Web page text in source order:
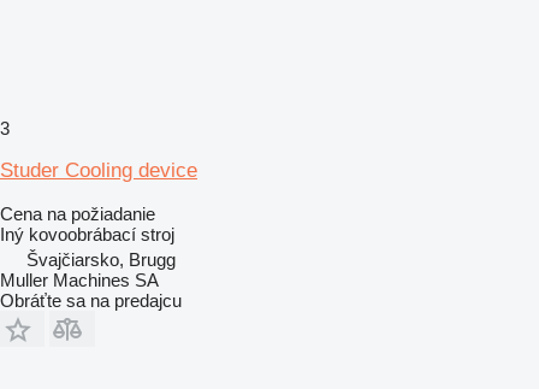
3
Studer Cooling device
Cena na požiadanie
Iný kovoobrábací stroj
Švajčiarsko, Brugg
Muller Machines SA
Obráťte sa na predajcu